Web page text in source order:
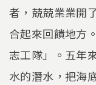
者，兢兢業業開
合起來回饋地方
志工隊」。五年
水的潛水，把海